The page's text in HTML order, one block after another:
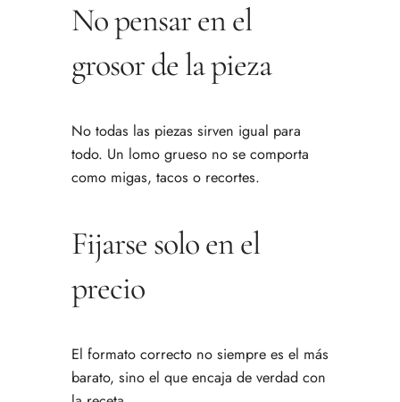
No pensar en el
grosor de la pieza
No todas las piezas sirven igual para
todo. Un lomo grueso no se comporta
como migas, tacos o recortes.
Fijarse solo en el
precio
El formato correcto no siempre es el más
barato, sino el que encaja de verdad con